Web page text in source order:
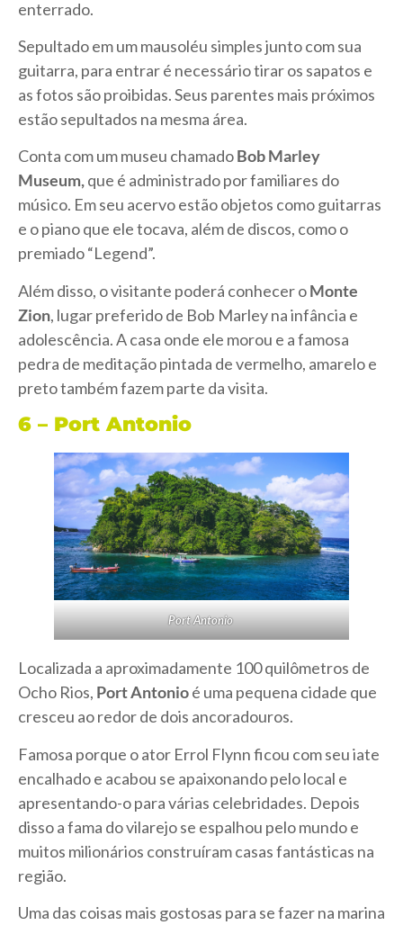
enterrado.
Sepultado em um mausoléu simples junto com sua
guitarra, para entrar é necessário tirar os sapatos e
as fotos são proibidas. Seus parentes mais próximos
estão sepultados na mesma área.
Conta com um museu chamadoBob Marley
Museum,que é administrado por familiares do
músico. Em seu acervo estão objetos como guitarras
e o piano que ele tocava, além de discos, como o
premiado “Legend”.
Além disso, o visitante poderá conhecer oMonte
Zion, lugar preferido de Bob Marley na infância e
adolescência. A casa onde ele morou e a famosa
pedra de meditação pintada de vermelho, amarelo e
preto também fazem parte da visita.
6 – Port Antonio
Port Antonio
Localizada a aproximadamente 100 quilômetros de
Ocho Rios, Port Antonioé uma pequena cidade que
cresceu ao redor de dois ancoradouros.
Famosa porque o ator Errol Flynn ficou com seu iate
encalhado e acabou se apaixonando pelo local e
apresentando-o para várias celebridades. Depois
disso a fama do vilarejo se espalhou pelo mundo e
muitos milionários construíram casas fantásticas na
região.
Uma das coisas mais gostosas para se fazer na marina